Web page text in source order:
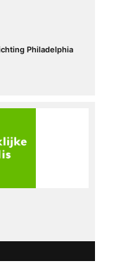
Philadelphia